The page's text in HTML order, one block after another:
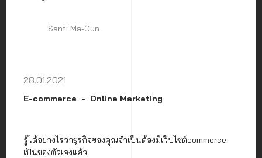
Santi Ma-Oun
28.01.2021
E-commerce Online Marketing
รู้ได้อย่างไรว่าธุรกิจของคุณจำเป็นต้องมีเว็บไซต์commerce
เป็นของตัวเองแล้ว